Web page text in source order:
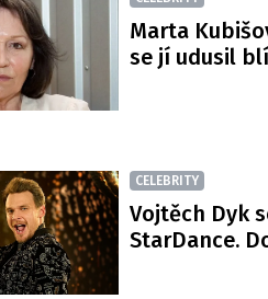
Marta
se jí udusil
CELEBRITY
Vojtěch Dyk
StarDance.